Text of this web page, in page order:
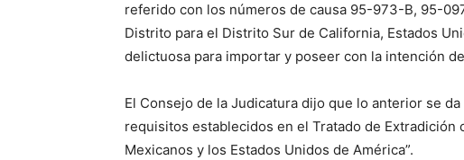
referido con los números de causa 95-973-B, 95-
Distrito para el Distrito Sur de California, Estados
delictuosa para importar y poseer con la intención
El Consejo de la Judicatura dijo que lo anterior se
requisitos establecidos en el Tratado de Extradición
Mexicanos y los Estados Unidos de América”.